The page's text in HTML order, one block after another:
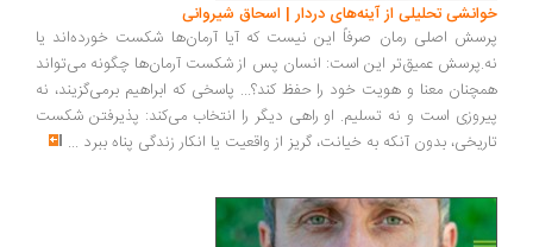
تحلیلی از آینه‌های دردار | اسحاق شیروانی
اصلی رمان صرفاً این نیست که آیا آرمان‌ها شکست خورده‌اند یا
عمیق‌تر این است: انسان پس از شکست آرمان‌ها چگونه می‌تواند
معنا و هویت خود را حفظ کند؟... پاسخی که ابراهیم برمی‌گزیند، نه
است و نه تسلیم. او راهی دیگر را انتخاب می‌کند: پذیرفتن شکست
بدون آنکه به خیانت، گریز از واقعیت یا انکار زندگی پناه ببرد...